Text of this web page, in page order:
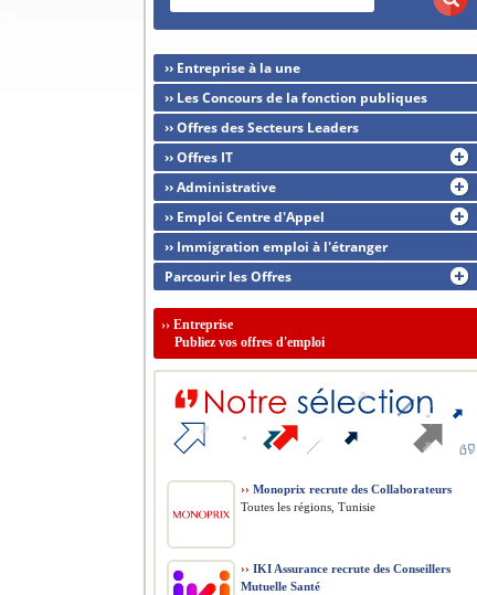
›› Entreprise à la une
›› Les Concours de la fonction publiques
›› Offres des Secteurs Leaders
›› Offres IT
›› Administrative
›› Emploi Centre d'Appel
›› Immigration emploi à l'étranger
Parcourir les Offres
›› Entreprise
Publiez vos offres d'emploi
›› Monoprix recrute des Collaborateurs
Toutes les régions, Tunisie
›› IKI Assurance recrute des Conseillers
Mutuelle Santé